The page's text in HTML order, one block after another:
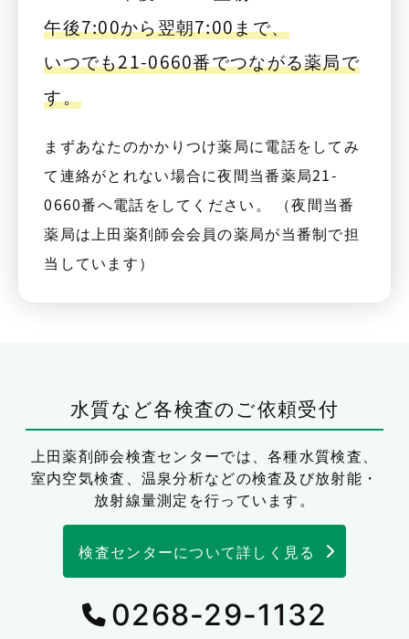
午後7:00から翌朝7:00まで、
いつでも21-0660番でつながる薬局で
す。
まずあなたのかかりつけ薬局に電話をしてみ
て連絡がとれない場合に夜間当番薬局21-
0660番へ電話をしてください。 （夜間当番
薬局は上田薬剤師会会員の薬局が当番制で担
当しています）
水質など各検査のご依頼受付
上田薬剤師会検査センターでは、各種水質検査、
室内空気検査、温泉分析などの検査及び放射能・
放射線量測定を行っています。
検査センターについて詳しく見る
0268-29-1132